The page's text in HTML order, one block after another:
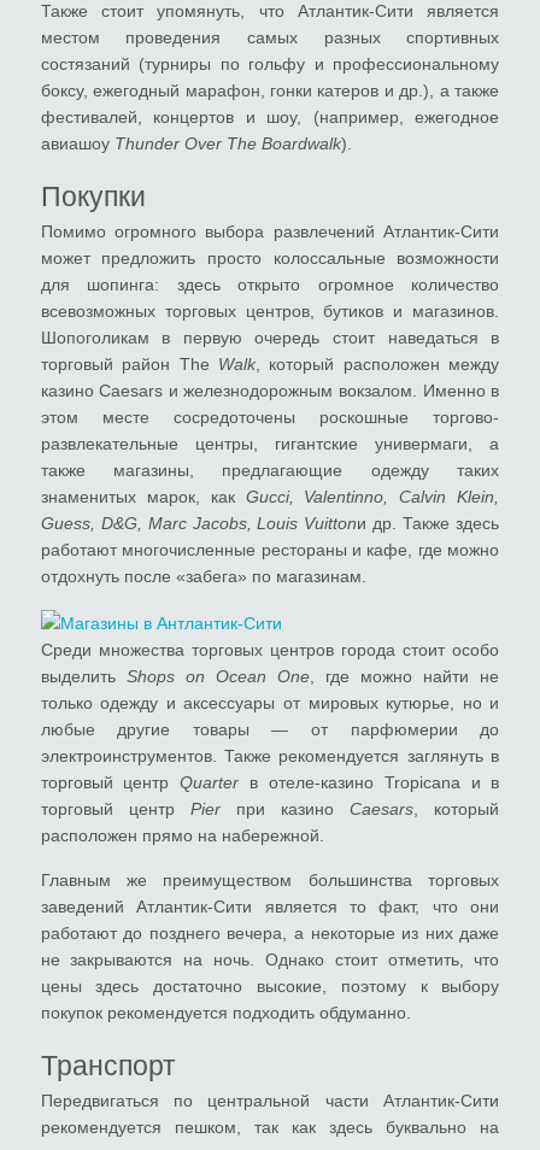
Также стоит упомянуть, что Атлантик-Сити является
местом проведения самых разных спортивных
состязаний (турниры по гольфу и профессиональному
боксу, ежегодный марафон, гонки катеров и др.), а также
фестивалей, концертов и шоу, (например, ежегодное
авиашоу Thunder Over The Boardwalk).
Покупки
Помимо огромного выбора развлечений Атлантик-Сити
может предложить просто колоссальные возможности
для шопинга: здесь открыто огромное количество
всевозможных торговых центров, бутиков и магазинов.
Шопоголикам в первую очередь стоит наведаться в
торговый район The Walk, который расположен между
казино Caesars и железнодорожным вокзалом. Именно в
этом месте сосредоточены роскошные торгово-
развлекательные центры, гигантские универмаги, а
также магазины, предлагающие одежду таких
знаменитых марок, как Gucci, Valentinno, Calvin Klein,
Guess, D&G, Marc Jacobs, Louis Vuittonи др. Также здесь
работают многочисленные рестораны и кафе, где можно
отдохнуть после «забега» по магазинам.
Среди множества торговых центров города стоит особо
выделить Shops on Ocean One , где можно найти не
только одежду и аксессуары от мировых кутюрье, но и
любые другие товары ― от парфюмерии до
электроинструментов. Также рекомендуется заглянуть в
торговый центрQuarter в отеле-казино Tropicana и в
торговый центр Pierпри казиноCaesars , который
расположен прямо на набережной.
Главным же преимуществом большинства торговых
заведений Атлантик-Сити является то факт, что они
работают до позднего вечера, а некоторые из них даже
не закрываются на ночь. Однако стоит отметить, что
цены здесь достаточно высокие, поэтому к выбору
покупок рекомендуется подходить обдуманно.
Транспорт
Передвигаться по центральной части Атлантик-Сити
рекомендуется пешком, так как здесь буквально на